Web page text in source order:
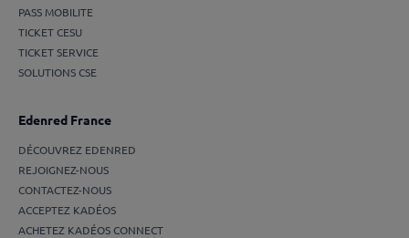
PASS MOBILITE
TICKET CESU
TICKET SERVICE
SOLUTIONS CSE
Edenred France
DÉCOUVREZ EDENRED
REJOIGNEZ-NOUS
CONTACTEZ-NOUS
ACCEPTEZ KADÉOS
ACHETEZ KADÉOS CONNECT